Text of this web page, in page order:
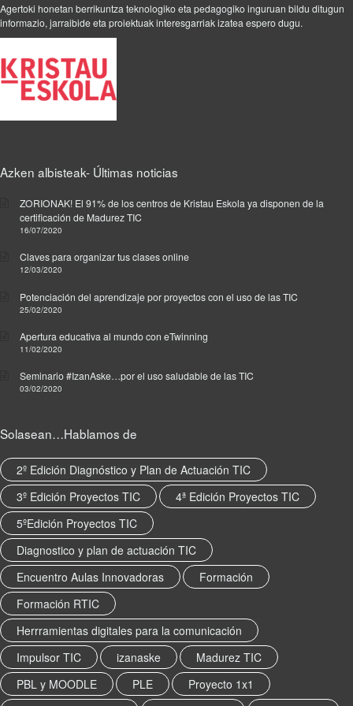
i
c
C
r
n
R
e
d
A
u
k
e
r
a
e
q
e
t
Agertoki honetan berrikuntza teknologiko eta pedagogiko inguruan bildu ditugun
informazio, jarraibide eta proiektuak interesgarriak izatea espero dugu.
Azken albisteak- Últimas noticias
ZORIONAK! El 91% de los centros de Kristau Eskola ya disponen de la
certificación de Madurez TIC
16/07/2020
Claves para organizar tus clases online
12/03/2020
Potenciación del aprendizaje por proyectos con el uso de las TIC
25/02/2020
Apertura educativa al mundo con eTwinning
11/02/2020
Seminario #IzanAske…por el uso saludable de las TIC
03/02/2020
Solasean…Hablamos de
2º Edición Diagnóstico y Plan de Actuación TIC
3º Edición Proyectos TIC
4ª Edición Proyectos TIC
5ºEdición Proyectos TIC
Diagnostico y plan de actuación TIC
Encuentro Aulas Innovadoras
Formación
Formación RTIC
Herrramientas digitales para la comunicación
Impulsor TIC
izanaske
Madurez TIC
PBL y MOODLE
PLE
Proyecto 1x1